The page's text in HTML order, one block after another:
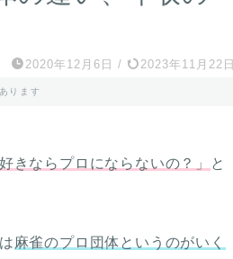
2020年12月6日 / 2023年11月22日
ります
きならプロにならないの？」
と
麻雀のプロ団体というのがいく